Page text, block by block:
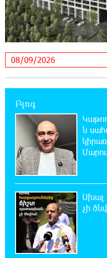
կամրջի տակ
մարմին
22:43:21 8-08-2026
Ադրբեջանի
22:07:09 8-08-2026
Արտակարգ
«Հույս
շենքի պատուհաններն ու
21:48:41 8-08-2026
Ալիևն ու
ունեցել
21:29:45 8-08-2026
«Ինտեր»-ը
Բլոգ
ն
Սխալ
չի